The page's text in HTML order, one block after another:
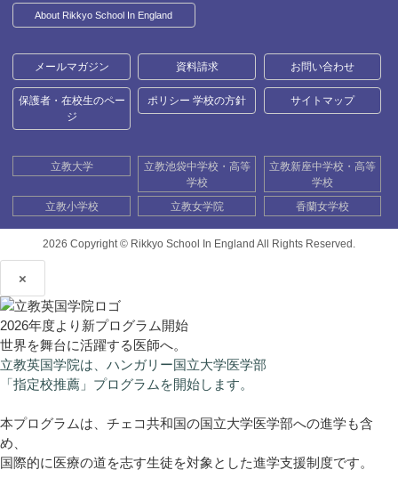
About Rikkyo School In England
メールマガジン 資料請求 お問い合わせ
保護者・在校生のペー
ジ
ポリシー 学校の方針 サイトマップ
立教大学
立教池袋中学校・高等
学校
立教新座中学校・高等
学校
立教小学校
立教女学院 香蘭女学校
2026 Copyright © Rikkyo School In England All Rights Reserved.
×
2026年度より新プログラム開始
世界を舞台に活躍する医師へ。
立教英国学院は、ハンガリー国立大学医学部
「指定校推薦」プログラムを開始します。
本プログラムは、チェコ共和国の国立大学医学部への進学も含
め、
国際的に医療の道を志す生徒を対象とした進学支援制度です。